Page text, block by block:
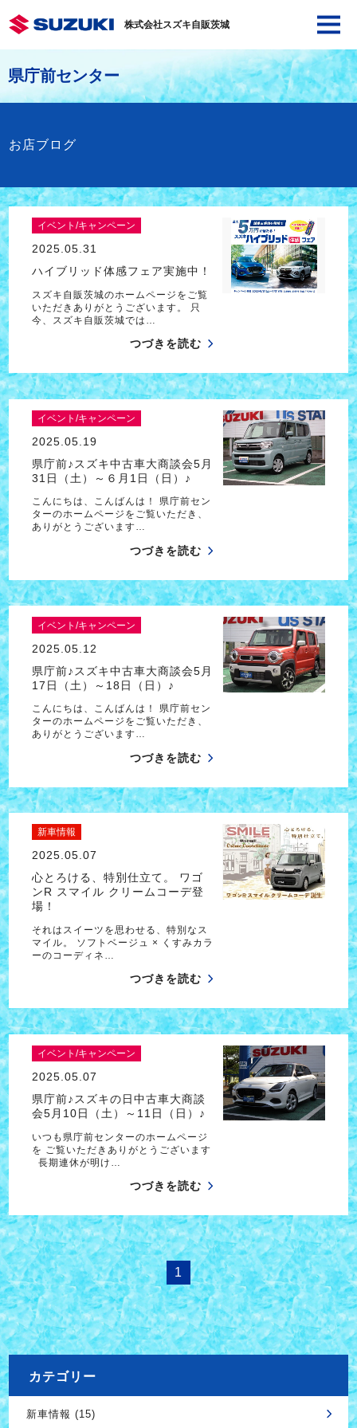
株式会社スズキ自販茨城
県庁前センター
お店ブログ
イベント/キャンペーン
2025.05.31
ハイブリッド体感フェア実施中！
スズキ自販茨城のホームページをご覧
いただきありがとうございます。 只
今、スズキ自販茨城では…
つづきを読む
イベント/キャンペーン
2025.05.19
県庁前♪スズキ中古車大商談会5月
31日（土）～６月1日（日）♪
こんにちは、こんばんは！ 県庁前セン
ターのホームページをご覧いただき、
ありがとうございます…
つづきを読む
イベント/キャンペーン
2025.05.12
県庁前♪スズキ中古車大商談会5月
17日（土）～18日（日）♪
こんにちは、こんばんは！ 県庁前セン
ターのホームページをご覧いただき、
ありがとうございます…
つづきを読む
新車情報
2025.05.07
心とろける、特別仕立て。 ワゴ
ンR スマイル クリームコーデ登
場！
それはスイーツを思わせる、特別なス
マイル。 ソフトベージュ × くすみカラ
ーのコーディネ…
つづきを読む
イベント/キャンペーン
2025.05.07
県庁前♪スズキの日中古車大商談
会5月10日（土）～11日（日）♪
いつも県庁前センターのホームページ
を ご覧いただきありがとうございます
長期連休が明け…
つづきを読む
1
カテゴリー
新車情報 (15)